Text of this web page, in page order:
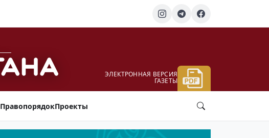
ЭЛЕКТРОННАЯ ВЕРСИЯ
ГАЗЕТЫ
ПравопорядокПроекты